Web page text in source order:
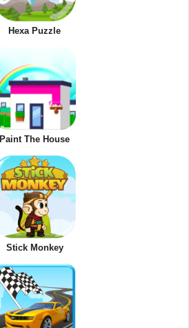
Hexa Puzzle
Paint The House
Stick Monkey